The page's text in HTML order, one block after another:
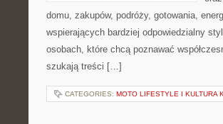
domu, zakupów, podróży, gotowania,
wspierających bardziej odpowiedzialny
osobach, które chcą poznawać
szukają treści […]
CATEGORIES: MOTO LIFESTYLE I KULTURA